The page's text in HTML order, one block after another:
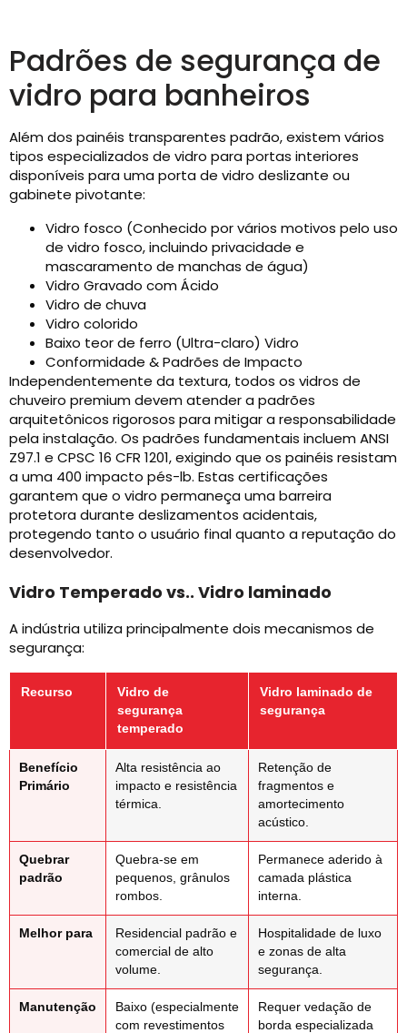
Padrões de segurança de
vidro para banheiros
Além dos painéis transparentes padrão, existem vários
tipos especializados de vidro para portas interiores
disponíveis para uma porta de vidro deslizante ou
gabinete pivotante:
Vidro fosco (Conhecido por vários motivos pelo uso
de vidro fosco, incluindo privacidade e
mascaramento de manchas de água)
Vidro Gravado com Ácido
Vidro de chuva
Vidro colorido
Baixo teor de ferro (Ultra-claro) Vidro
Conformidade & Padrões de Impacto
Independentemente da textura, todos os vidros de
chuveiro premium devem atender a padrões
arquitetônicos rigorosos para mitigar a responsabilidade
pela instalação. Os padrões fundamentais incluem ANSI
Z97.1 e CPSC 16 CFR 1201, exigindo que os painéis resistam
a uma 400 impacto pés-lb. Estas certificações
garantem que o vidro permaneça uma barreira
protetora durante deslizamentos acidentais,
protegendo tanto o usuário final quanto a reputação do
desenvolvedor.
Vidro Temperado vs.. Vidro laminado
A indústria utiliza principalmente dois mecanismos de
segurança:
Recurso
Vidro de
segurança
temperado
Vidro laminado de
segurança
Benefício
Primário
Alta resistência ao
impacto e resistência
térmica.
Retenção de
fragmentos e
amortecimento
acústico.
Quebrar
padrão
Quebra-se em
pequenos, grânulos
rombos.
Permanece aderido à
camada plástica
interna.
Melhor para
Residencial padrão e
comercial de alto
volume.
Hospitalidade de luxo
e zonas de alta
segurança.
Manutenção
Baixo (especialmente
com revestimentos
Requer vedação de
borda especializada